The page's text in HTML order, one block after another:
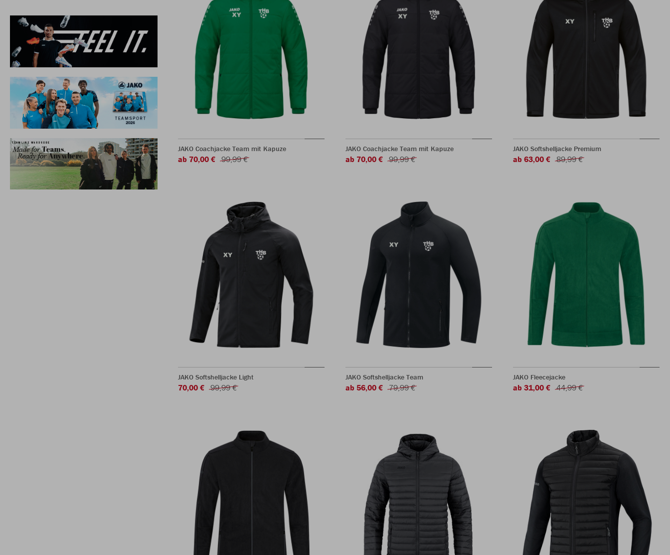
JAKO Coachjacke Team mit Kapuze
ab 70,00 € 99,99 €
JAKO Coachjacke Team mit Kapuze
ab 70,00 € 99,99 €
JAKO Softshelljacke Premium
ab 63,00 € 89,99 €
JAKO Softshelljacke Light
70,00 € 99,99 €
JAKO Softshelljacke Team
ab 56,00 € 79,99 €
JAKO Fleecejacke
ab 31,00 € 44,99 €